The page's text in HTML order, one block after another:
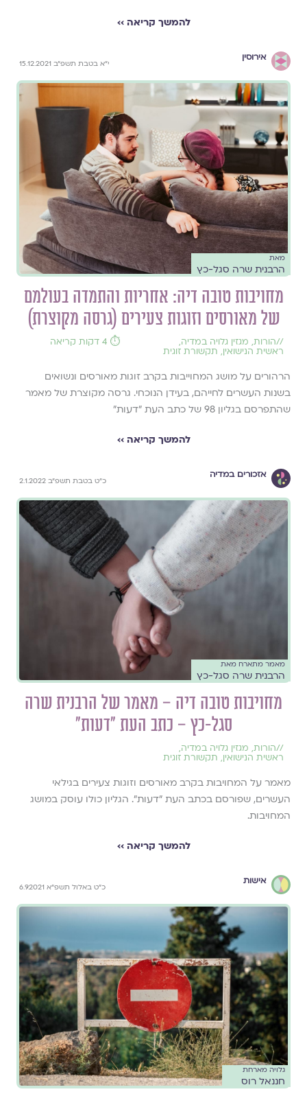
להמשך קריאה ››
אירוסין
י״א בטבת תשפ״ב 15.12.2021
מאת
הרבנית שרה סגל-כץ
מחויבות טובה דיה: אחריות והתמדה בעולמם
של מאורסים וזוגות צעירים (גרסה מקוצרת)
//הורות, מגזין גלויה במדיה,
ראשית הנישואין, תקשורת זוגית
⏱️ 4 דקות קריאה
הרהורים על מושג המחוייבות בקרב זוגות מאורסים ונשואים
בשנות העשרים לחייהם, בעידן הנוכחי. גרסה מקוצרת של מאמר
שהתפרסם בגליון 98 של כתב העת ״דעות״
להמשך קריאה ››
אזכורים במדיה
כ"ט בטבת תשפ"ב 2.1.2022
מאמר מתארח מאת
הרבנית שרה סגל-כץ
מחויבות טובה דיה – מאמר של הרבנית שרה
סגל-כץ – כתב העת ״דעות״
//הורות, מגזין גלויה במדיה,
ראשית הנישואין, תקשורת זוגית
מאמר על המחויבות בקרב מאורסים וזוגות צעירים בגילאי
העשרים, שפורסם בכתב העת ״דעות״. הגליון כולו עוסק במושג
המחויבות.
להמשך קריאה ››
אישות
כ"ט באלול תשפ"א 6.9.2021
גלויה מארחת
חננאל רוס